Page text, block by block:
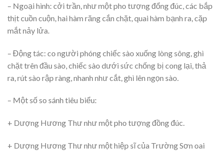
– Ngoại hình: cởi trần, như một pho tượng đổng đúc, các bắp
thịt cuồn cuộn, hai hàm răng cắn chặt, quai hàm bạnh ra, cặp
mắt nảy lửa.
– Động tác: co người phóng chiếc sào xuống lòng sông, ghì
chặt trên đầu sào, chiếc sào dưới sức chống bị cong lại, thả
ra, rút sào rập ràng, nhanh như cắt, ghì lên ngọn sào.
– Một số so sánh tiêu biểu:
+ Dượng Hương Thư như một pho tượng đồng đúc.
+ Dượng Hương Thư như một hiệp sĩ của Trường Sơn oai